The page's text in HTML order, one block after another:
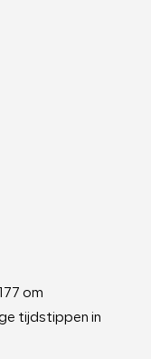
om
tijdstippen in